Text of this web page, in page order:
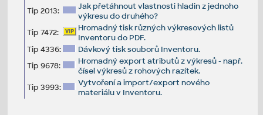
Tip 2013:
Jak přetáhnout vlastnosti hladin z jednoho
výkresu do druhého?
Tip 7472:
Hromadný tisk různých výkresových listů
Inventoru do PDF.
Tip 4336:
Dávkový tisk souborů Inventoru.
Tip 9678:
Hromadný export atributů z výkresů - např.
čísel výkresů z rohových razítek.
Tip 3993:
Vytvoření a import/export nového
materiálu v Inventoru.